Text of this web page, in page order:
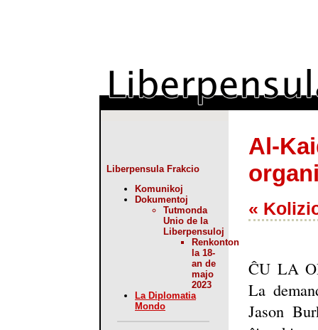
Liberpensula Frakcio
Komunikoj
Dokumentoj
Tutmonda
Unio de la
Liberpensuloj
Renkonton
la 18-
an de
majo
2023
La Diplomatia
Mondo
Al-
«
ĈU LA
La
Jason